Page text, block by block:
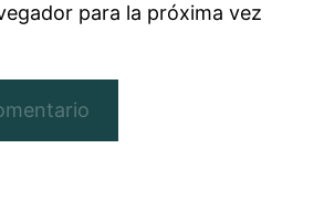
para la próxima vez